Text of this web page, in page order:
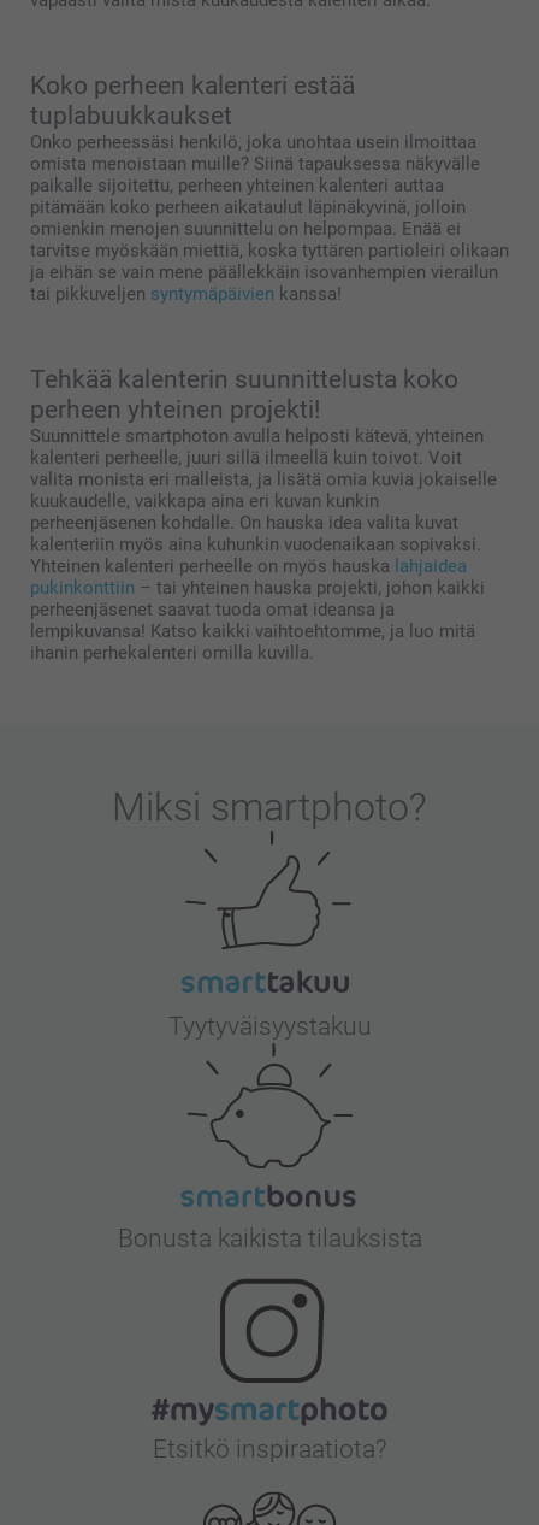
Koko perheen kalenteri estää
tuplabuukkaukset
Onko perheessäsi henkilö, joka unohtaa usein ilmoittaa
omista menoistaan muille? Siinä tapauksessa näkyvälle
paikalle sijoitettu, perheen yhteinen kalenteri auttaa
pitämään koko perheen aikataulut läpinäkyvinä, jolloin
omienkin menojen suunnittelu on helpompaa. Enää ei
tarvitse myöskään miettiä, koska tyttären partioleiri olikaan
ja eihän se vain mene päällekkäin isovanhempien vierailun
tai pikkuveljen syntymäpäivien kanssa!
Tehkää kalenterin suunnittelusta koko
perheen yhteinen projekti!
Suunnittele smartphoton avulla helposti kätevä, yhteinen
kalenteri perheelle, juuri sillä ilmeellä kuin toivot. Voit
valita monista eri malleista, ja lisätä omia kuvia jokaiselle
kuukaudelle, vaikkapa aina eri kuvan kunkin
perheenjäsenen kohdalle. On hauska idea valita kuvat
kalenteriin myös aina kuhunkin vuodenaikaan sopivaksi.
Yhteinen kalenteri perheelle on myös hauska lahjaidea
pukinkonttiin – tai yhteinen hauska projekti, johon kaikki
perheenjäsenet saavat tuoda omat ideansa ja
lempikuvansa! Katso kaikki vaihtoehtomme, ja luo mitä
ihanin perhekalenteri omilla kuvilla.
Miksi smartphoto?
Tyytyväisyystakuu
Bonusta kaikista tilauksista
Etsitkö inspiraatiota?